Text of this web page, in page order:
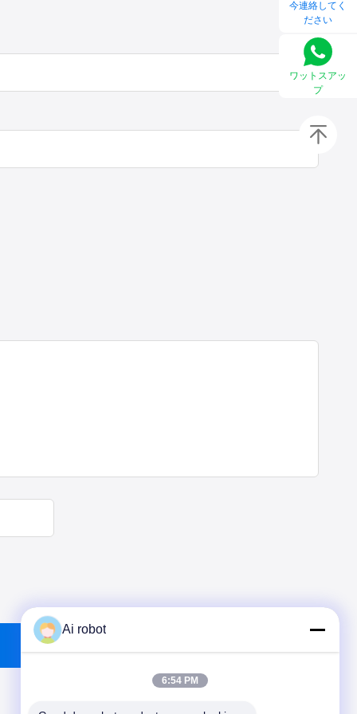
今連絡してく
ださい
ワットスアッ
プ
Ai robot
6:54 PM